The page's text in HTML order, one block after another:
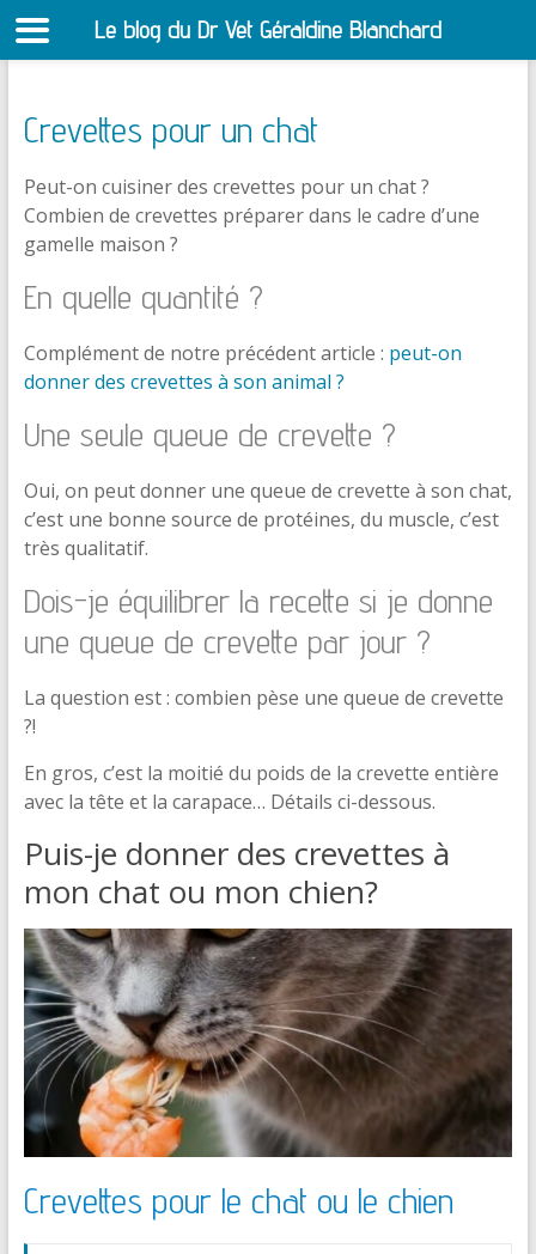
Crevettes pour un chat
Peut-on cuisiner des crevettes pour un chat ?
Combien de crevettes préparer dans le cadre d’une
gamelle maison ?
En quelle quantité ?
Complément de notre précédent article : peut-on
donner des crevettes à son animal ?
Une seule queue de crevette ?
Oui, on peut donner une queue de crevette à son chat,
c’est une bonne source de protéines, du muscle, c’est
très qualitatif.
Dois-je équilibrer la recette si je donne
une queue de crevette par jour ?
La question est : combien pèse une queue de crevette
?!
En gros, c’est la moitié du poids de la crevette entière
avec la tête et la carapace… Détails ci-dessous.
Puis-je donner des crevettes à
mon chat ou mon chien?
Crevettes pour le chat ou le chien
Le blog du Dr Vet Géraldine Blanchard